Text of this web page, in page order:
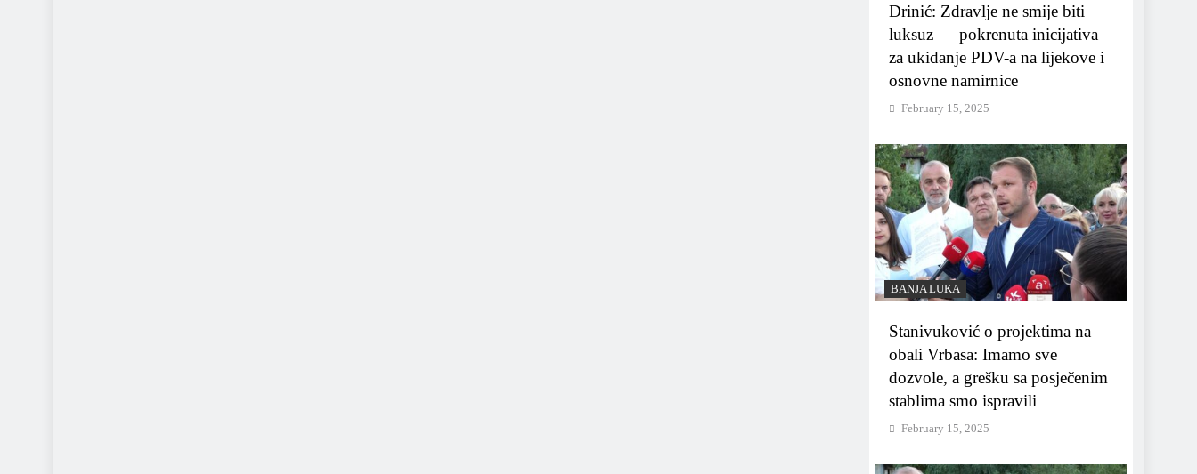
Drinić: Zdravlje ne smije biti
luksuz — pokrenuta inicijativa
za ukidanje PDV-a na lijekove i
osnovne namirnice
February 15, 2025
BANJA LUKA
Stanivuković o projektima na
obali Vrbasa: Imamo sve
dozvole, a grešku sa posječenim
stablima smo ispravili
February 15, 2025